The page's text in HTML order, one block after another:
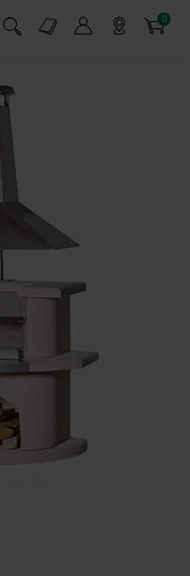
Suchfeld einblenden
Markt-Angebote 0
Artikel